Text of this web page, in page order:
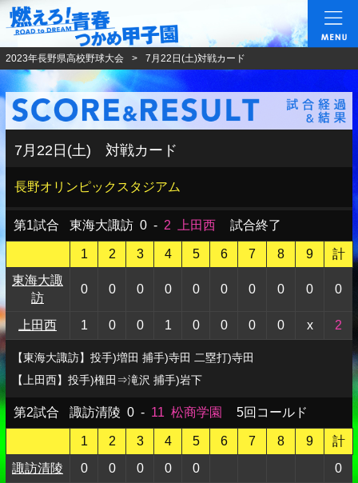
燃えろ!青春 つかめ
2023年長野県高校野球大会 7月22日(土)対戦カード
7月22日(土) 対戦カード
長野オリンピックスタジアム
第1試合 東海大諏訪 0 - 2 上田西 試合終了
1 2 3 4 5 6 7 8 9
計
東海大諏
訪
0 0 0 0 0 0 0 0 0 0
上田西 1 0 0 1 0 0 0 0 x 2
【東海大諏訪】投手)増田 捕手)寺田 二塁打)寺田
【上田西】投手)権田⇒滝沢 捕手)岩下
第2試合 諏訪清陵 0 - 11 松商学園 5回コールド
1 2 3 4 5 6 7 8 9
計
諏訪清陵
0 0 0 0 0 0